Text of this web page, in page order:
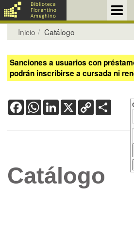
Inicio Catálogo
Sanciones a usuarios con
podrán inscribirse a cursada ni
FacebookWhatsApp
LinkedIn
X Copy
Link
Catálogo